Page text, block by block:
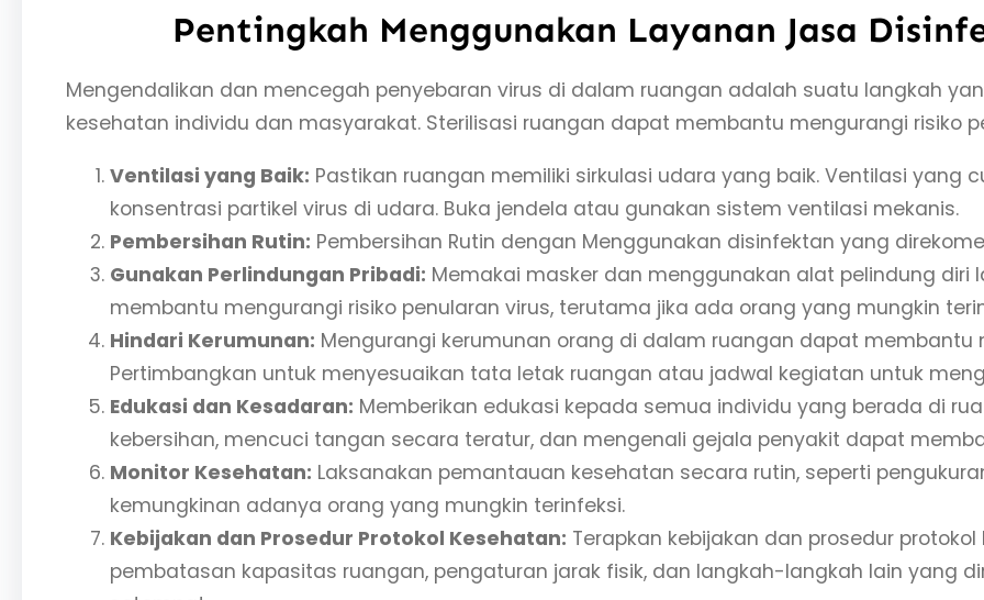
Pentingkah Menggunakan Layanan Jasa
Mengendalikan dan mencegah penyebaran virus di dalam ruangan adalah suatu langkah
kesehatan individu dan masyarakat. Sterilisasi ruangan dapat membantu mengurangi risiko
Ventilasi yang Baik: Pastikan ruangan memiliki sirkulasi udara yang baik. Ventilasi yang
konsentrasi partikel virus di udara. Buka jendela atau gunakan sistem ventilasi mekanis.
Pembersihan Rutin: Pembersihan Rutin dengan Menggunakan disinfektan yang
Gunakan Perlindungan Pribadi: Memakai masker dan menggunakan alat pelindung
membantu mengurangi risiko penularan virus, terutama jika ada orang yang mungkin
Hindari Kerumunan: Mengurangi kerumunan orang di dalam ruangan dapat membantu
Pertimbangkan untuk menyesuaikan tata letak ruangan atau jadwal kegiatan untuk
Edukasi dan Kesadaran: Memberikan edukasi kepada semua individu yang berada di
kebersihan, mencuci tangan secara teratur, dan mengenali gejala penyakit dapat
Monitor Kesehatan: Laksanakan pemantauan kesehatan secara rutin, seperti
kemungkinan adanya orang yang mungkin terinfeksi.
Kebijakan dan Prosedur Protokol Kesehatan: Terapkan kebijakan dan prosedur
pembatasan kapasitas ruangan, pengaturan jarak fisik, dan langkah-langkah lain yang